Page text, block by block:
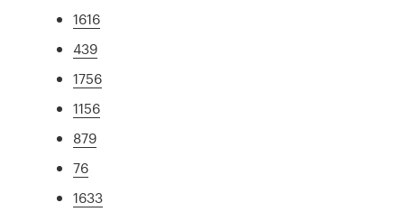
1616
439
1756
1156
879
76
1633